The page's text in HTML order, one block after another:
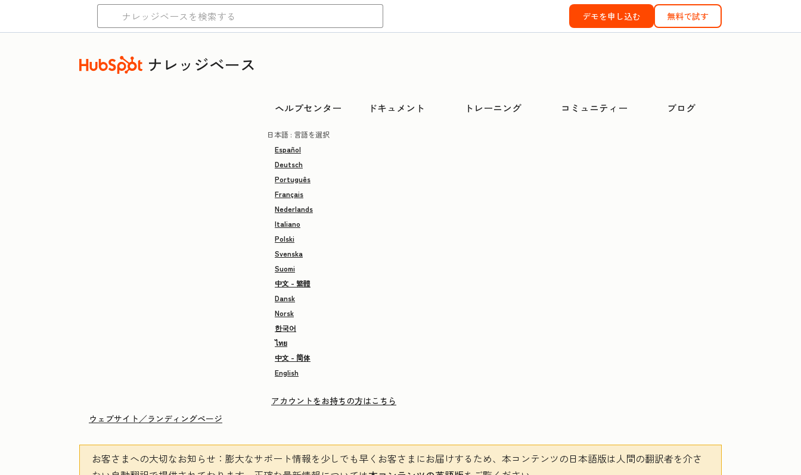
デモを申し込む 無料で試す
ナレッジベース
ヘルプセンター ドキュメント トレーニング コミュニティー ブログ
日本語 : 言語を選択
Español
Deutsch
Português
Français
Nederlands
Italiano
Polski
Svenska
Suomi
中文 - 繁體
Dansk
Norsk
한국어
ไทย
中文 - 简体
English
アカウントをお持ちの方はこちら
ウェブサイト／ランディングページ
お客さまへの大切なお知らせ ：膨大なサポート情報を少しでも早くお客さまにお届けするため、本コンテンツの日本語版は人間の翻訳者を介さ